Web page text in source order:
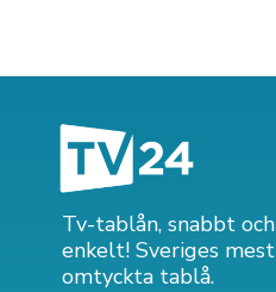
Tv-tablån, snabbt och
enkelt! Sveriges mest
omtyckta tablå.